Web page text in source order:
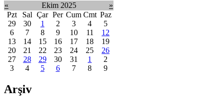
« Ekim 2025
»
Pzt
Sal Çar Per Cum Cmt Paz
29
30 1 2 3 4
5
6
7 8 9 10 11
12
13
14 15 16 17 18
19
20
21 22 23 24 25
26
27
28 29 30 31 1
2
3
4 5 6 7 8 9
Arşiv